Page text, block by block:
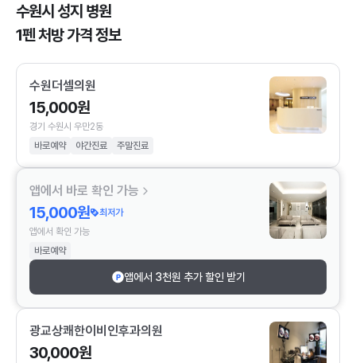
수원시 성지 병원
1펜 처방 가격 정보
수원더셀의원
15,000원
경기 수원시 우만2동
바로예약
야간진료 주말진료
앱에서 바로 확인 가능
15,000원
최저가
앱에서 확인 가능
바로예약
앱에서 3천원 추가 할인 받기
광교상쾌한이비인후과의원
30,000원